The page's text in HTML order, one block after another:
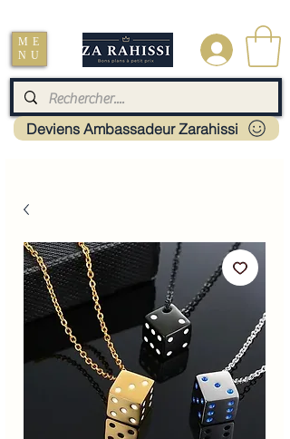
ME
NU
.
Deviens Ambassadeur Zarahissi